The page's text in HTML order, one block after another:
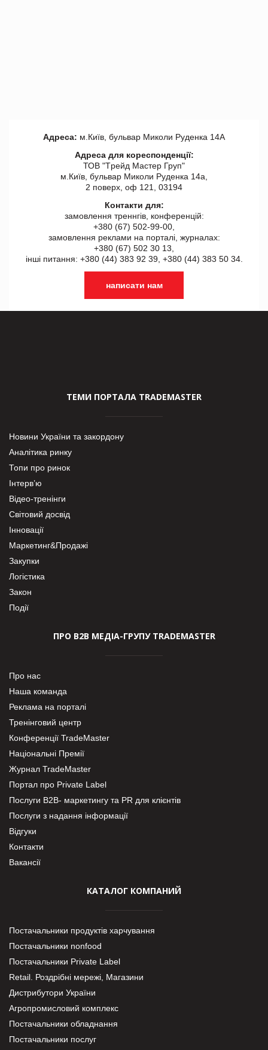
Адреса: м.Київ, бульвар Миколи Руденка 14А
Адреса для кореспонденції:
ТОВ "Tрейд Мастер Груп"
м.Київ, бульвар Миколи Руденка 14а,
2 поверх, оф 121, 03194
Контакти для:
замовлення треннгів, конференцій:
+380 (67) 502-99-00,
замовлення реклами на порталі, журналах:
+380 (67) 502 30 13,
інші питання: +380 (44) 383 92 39, +380 (44) 383 50 34.
написати нам
ТЕМИ ПОРТАЛА TRADEMASTER
Новини України та закордону
Аналітика ринку
Топи про ринок
Інтерв’ю
Відео-тренінги
Світовий досвід
Інновації
Маркетинг&Продажі
Закупки
Логістика
Закон
Події
ПРО В2В МЕДІА-ГРУПУ TRADEMASTER
Про нас
Наша команда
Реклама на порталі
Тренінговий центр
Конференції TradeMaster
Національні Премії
Журнал TradeMaster
Портал про Private Label
Послуги В2В- маркетингу та PR для клієнтів
Послуги з надання інформації
Відгуки
Контакти
Вакансії
КАТАЛОГ КОМПАНИЙ
Постачальники продуктів харчування
Постачальники nonfood
Постачальники Private Label
Retail. Роздрібні мережі, Магазини
Дистрибутори України
Агропромисловий комплекс
Постачальники обладнання
Постачальники послуг